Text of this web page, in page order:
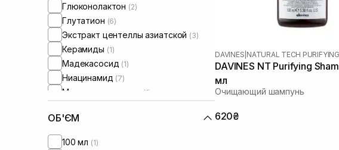
Глюконолактон (2)
Глутатион (6)
Экстракт центеллы азиатской (3)
Керамиды (1)
Мадекасосид (1)
Ниацинамид (7)
Масло цитрусовых (1)
Полинуклеотиды
ОБ'ЄМ
100 мл (1)
DAVINES NATURAL TECH PURIFYING
DAVINES NT Purifying
мл
Очищающий шампунь
620₴